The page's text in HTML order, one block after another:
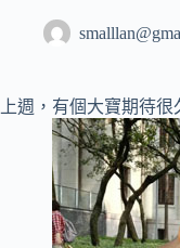
上週，有個大寶期待